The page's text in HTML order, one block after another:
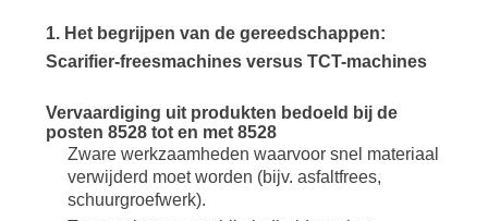
1. Het begrijpen van de gereedschappen:
Scarifier-freesmachines versus TCT-machines
Vervaardiging uit produkten bedoeld bij de
posten 8528 tot en met 8528
Zware werkzaamheden waarvoor snel materiaal
verwijderd moet worden (bijv. asfaltfrees,
schuurgroefwerk).